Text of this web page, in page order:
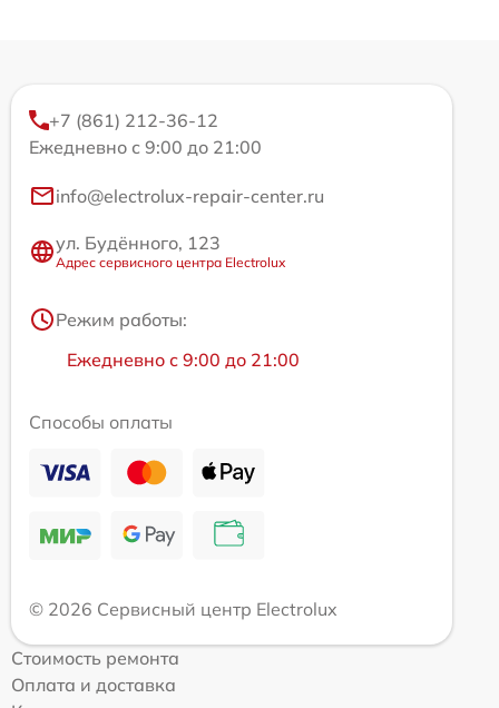
+7 (861) 212-36-12
Ежедневно с 9:00 до 21:00
info@electrolux-repair-center.ru
ул. Будённого, 123
Адрес сервисного центра Electrolux
Режим работы:
Ежедневно с 9:00 до 21:00
Способы оплаты
© 2026 Сервисный центр Electrolux
Стоимость ремонта
Оплата и доставка